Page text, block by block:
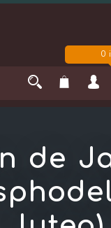
0
de